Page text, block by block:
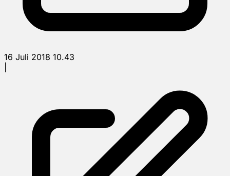
16 Juli 2018 10.43